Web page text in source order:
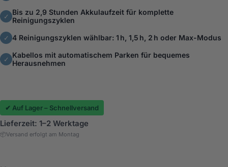
✓
Bis zu 2,9 Stunden Akkulaufzeit für komplette
Reinigungszyklen
✓ 4 Reinigungszyklen wählbar: 1 h, 1,5 h, 2 h oder Max-Modus
✓
Kabellos mit automatischem Parken für bequemes
Herausnehmen
✔ Auf Lager – Schnellversand
Lieferzeit: 1–2 Werktage
📦Versand erfolgt am Montag